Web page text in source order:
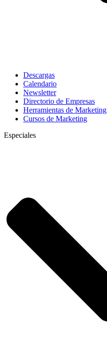
Descargas
Calendario
Newsletter
Directorio de Empresas
Herramientas de Marketing
Cursos de Marketing
Especiales